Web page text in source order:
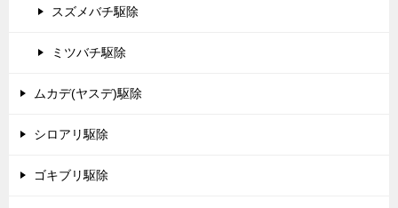
スズメバチ駆除
ミツバチ駆除
ムカデ(ヤスデ)駆除
シロアリ駆除
ゴキブリ駆除